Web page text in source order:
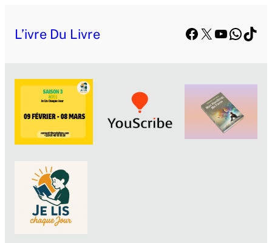
L’ivre Du Livre Facebook
X YouTube